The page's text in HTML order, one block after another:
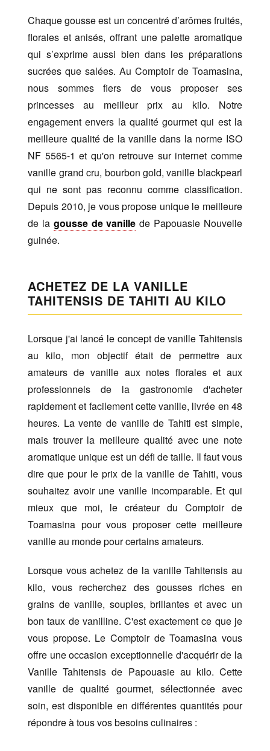
Chaque gousse est un concentré d’arômes fruités,
florales et anisés, offrant une palette aromatique
qui s’exprime aussi bien dans les préparations
sucrées que salées. Au Comptoir de Toamasina,
nous sommes fiers de vous proposer ses
princesses au meilleur prix au kilo. Notre
engagement envers la qualité gourmet qui est la
meilleure qualité de la vanille dans la norme ISO
NF 5565-1 et qu'on retrouve sur internet comme
vanille grand cru, bourbon gold, vanille blackpearl
qui ne sont pas reconnu comme classification.
Depuis 2010, je vous propose unique le meilleure
de la gousse de vanille de Papouasie Nouvelle
guinée.
ACHETEZ DE LA VANILLE
TAHITENSIS DE TAHITI AU KILO
Lorsque j'ai lancé le concept de vanille Tahitensis
au kilo, mon objectif était de permettre aux
amateurs de vanille aux notes florales et aux
professionnels de la gastronomie d'acheter
rapidement et facilement cette vanille, livrée en 48
heures. La vente de vanille de Tahiti est simple,
mais trouver la meilleure qualité avec une note
aromatique unique est un défi de taille. Il faut vous
dire que pour le prix de la vanille de Tahiti, vous
souhaitez avoir une vanille incomparable. Et qui
mieux que moi, le créateur du Comptoir de
Toamasina pour vous proposer cette meilleure
vanille au monde pour certains amateurs.
Lorsque vous achetez de la vanille Tahitensis au
kilo, vous recherchez des gousses riches en
grains de vanille, souples, brillantes et avec un
bon taux de vanilline. C'est exactement ce que je
vous propose. Le Comptoir de Toamasina vous
offre une occasion exceptionnelle d'acquérir de la
Vanille Tahitensis de Papouasie au kilo. Cette
vanille de qualité gourmet, sélectionnée avec
soin, est disponible en différentes quantités pour
répondre à tous vos besoins culinaires :